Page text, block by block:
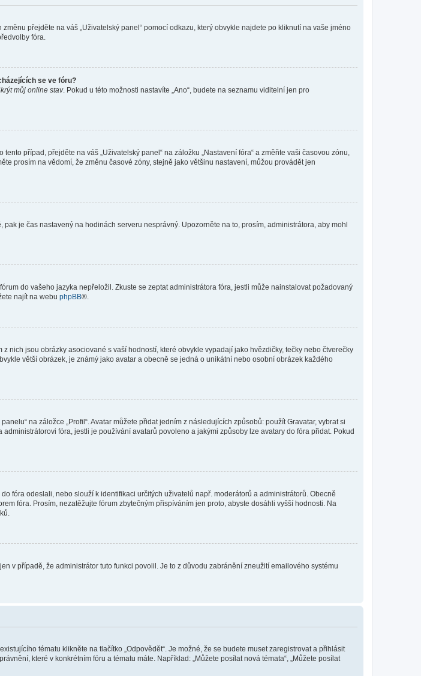
přejděte na váš „Uživatelský panel“ pomocí odkazu, který obvykle najdete po kliknutí na vaše jméno
fóra.
se ve fóru?
můj online stav. Pokud u této možnosti nastavíte „Ano“, budete na seznamu viditelní jen pro
případ, přejděte na váš „Uživatelský panel“ na záložku „Nastavení fóra“ a změňte vaši časovou zónu,
prosím na vědomí, že změnu časové zóny, stejně jako většinu nastavení, můžou provádět jen
je čas nastavený na hodinách serveru nesprávný. Upozorněte na to, prosím, administrátora, aby mohl
do vašeho jazyka nepřeložil. Zkuste se zeptat administrátora fóra, jestli může nainstalovat požadovaný
najít na webu phpBB®.
nich jsou obrázky asociované s vaší hodností, které obvykle vypadají jako hvězdičky, tečky nebo čtverečky
větší obrázek, je známý jako avatar a obecně se jedná o unikátní nebo osobní obrázek každého
na záložce „Profil“. Avatar můžete přidat jedním z následujících způsobů: použít Gravatar, vybrat si
fóra, jestli je používání avatarů povoleno a jakými způsoby lze avatary do fóra přidat. Pokud
fóra odeslali, nebo slouží k identifikaci určitých uživatelů např. moderátorů a administrátorů. Obecně
fóra. Prosím, nezatěžujte fórum zbytečným přispíváním jen proto, abyste dosáhli vyšší hodnosti. Na
v případě, že administrátor tuto funkci povolil. Je to z důvodu zabránění zneužití emailového systému
tématu klikněte na tlačítko „Odpovědět“. Je možné, že se budete muset zaregistrovat a přihlásit
které v konkrétním fóru a tématu máte. Například: „Můžete posílat nová témata“, „Můžete posílat